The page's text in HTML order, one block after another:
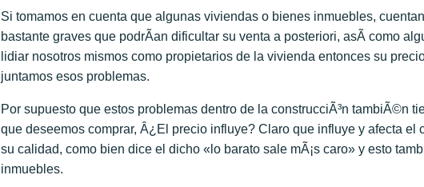
Si tomamos en cuenta que algunas viviendas o bienes inmuebles,
bastante graves que podrÃ­an dificultar su venta a posteriori, asÃ­ como
lidiar nosotros mismos como propietarios de la vivienda entonces su
juntamos esos problemas.
Por supuesto que estos problemas dentro de la construcciÃ³n tambiÃ©n
que deseemos comprar, Â¿El precio influye? Claro que influye y afecta el
su calidad, como bien dice el dicho «lo barato sale mÃ¡s caro» y esto
inmuebles.